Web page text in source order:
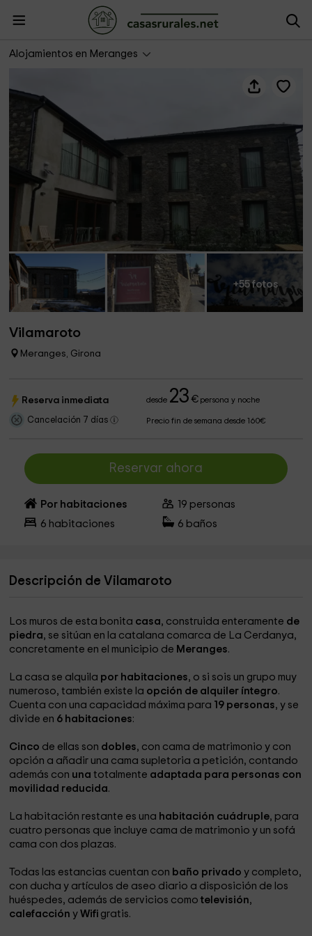
Alojamientos en Meranges
+55 fotos
Vilamaroto
Meranges, Girona
Reserva inmediata desde 23 €persona y noche
Cancelación 7 días Precio fin de semana desde 160€
Reservar ahora
Por habitaciones 19 personas
6 habitaciones 6 baños
Descripción de Vilamaroto
Los muros de esta bonita casa, construida enteramente de
piedra, se sitúan en la catalana comarca de La Cerdanya,
concretamente en el municipio de Meranges.
La casa se alquila por habitaciones, o si sois un grupo muy
numeroso, también existe la opción de alquiler íntegro.
Cuenta con una capacidad máxima para 19 personas, y se
divide en 6 habitaciones:
Cinco de ellas son dobles, con cama de matrimonio y con
opción a añadir una cama supletoria a petición, contando
además con unatotalmente adaptada para personas con
movilidad reducida.
La habitación restante es una habitación cuádruple, para
cuatro personas que incluye cama de matrimonio y un sofá
cama con dos plazas.
Todas las estancias cuentan con baño privadoy completo,
con ducha y artículos de aseo diario a disposición de los
huéspedes, además de servicios comotelevisión,
calefacciónyWifi gratis.